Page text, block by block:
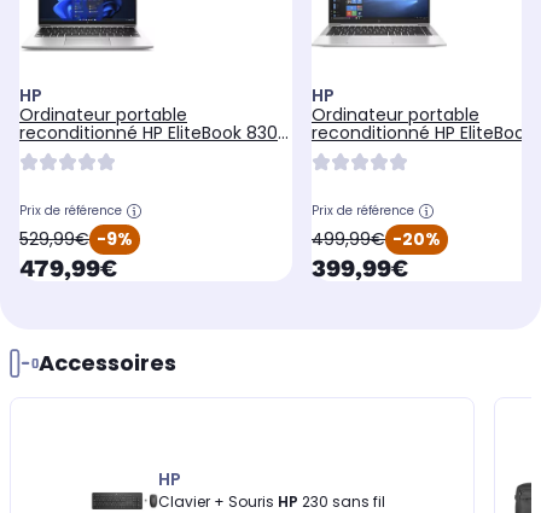
HP
Ordinateur portable
reconditionné HP EliteBook 830
G9 13' i5-12 16Go 256Go
Prix de référence
oldPrice
529,99€ -9%
currentPrice
479,99€
HP
Ordinateur portable
reconditionné HP EliteBook
G7 14' i5-10 16Go 256Go
Prix de référence
oldPrice
499,99€ -20%
currentPrice
399,99€
Accessoires
HP
Clavier + Souris HP 230 sans fil